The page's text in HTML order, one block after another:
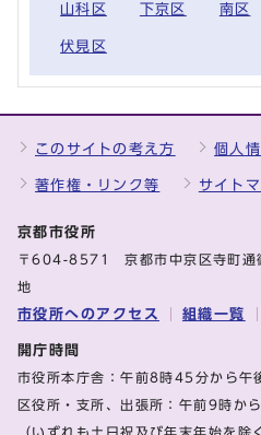
山科区 下京区 南区
伏見区
このサイトの考え方 個人
著作権・リンク等 サイト
京都市役所
〒604-8571 京都市中京区寺町通
地
市役所へのアクセス 組織一覧
開庁時間
市役所本庁舎：午前8時45分から
区役所・支所、出張所：午前9時か
（いずれも土日祝及び年末年始を除